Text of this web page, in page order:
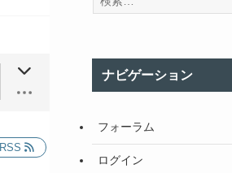
RSS
ナビゲーション
フォーラム
ログイン